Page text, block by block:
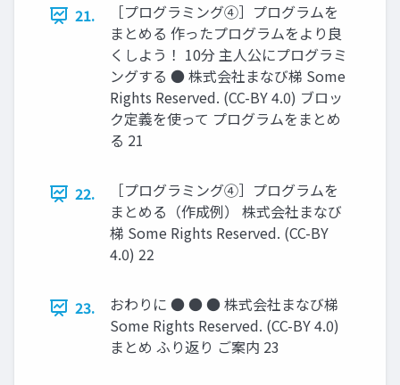
21.
［プログラミング④］プログラムを
まとめる 作ったプログラムをより良
くしよう！ 10分 主人公にプログラミ
ングする ● 株式会社まなび梯 Some
Rights Reserved. (CC-BY 4.0) ブロッ
ク定義を使って プログラムをまとめ
る 21
22.
［プログラミング④］プログラムを
まとめる（作成例） 株式会社まなび
梯 Some Rights Reserved. (CC-BY
4.0) 22
23.
おわりに ● ● ● 株式会社まなび梯
Some Rights Reserved. (CC-BY 4.0)
まとめ ふり返り ご案内 23